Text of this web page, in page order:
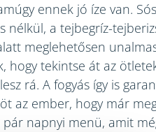
ennek jó íze van.
nélkül, a tejbegríz-
meglehetősen
hogy tekintse át az
rá. A fogyás így is
az ember, hogy már
napnyi menü, amit